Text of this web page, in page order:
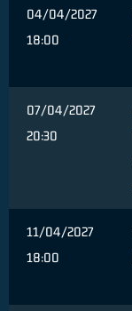
04/04/2027
18:00
07/04/2027
20:30
11/04/2027
18:00